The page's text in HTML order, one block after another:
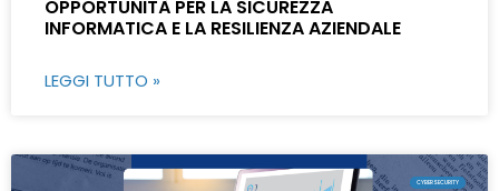
OPPORTUNITÀ PER LA SICUREZZA
INFORMATICA E LA RESILIENZA AZIENDALE
LEGGI TUTTO »
CYBERSECURITY